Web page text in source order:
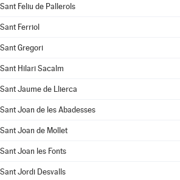
Sant Feliu de Pallerols
Sant Ferriol
Sant Gregori
Sant Hilari Sacalm
Sant Jaume de Llierca
Sant Joan de les Abadesses
Sant Joan de Mollet
Sant Joan les Fonts
Sant Jordi Desvalls